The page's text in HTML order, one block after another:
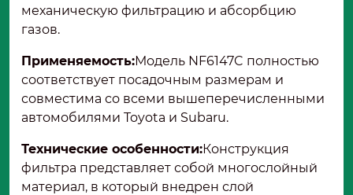
механическую фильтрацию и абсорбцию
газов.
Применяемость:Модель NF6147C полностью
соответствует посадочным размерам и
совместима со всеми вышеперечисленными
автомобилями Toyota и Subaru.
Технические особенности:Конструкция
фильтра представляет собой многослойный
материал, в который внедрен слой